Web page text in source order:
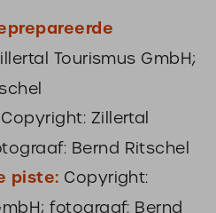
Tourismus GmbH;
Copyright: Zillertal
Bernd Ritschel
piste: Copyright:
fotograaf: Bernd